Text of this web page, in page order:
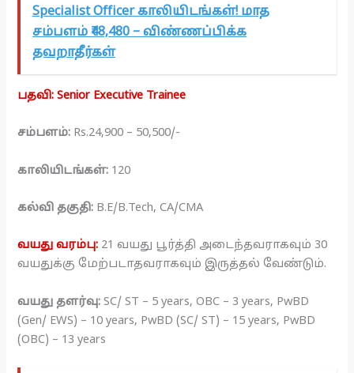
Specialist Officer காலியிடங்கள்! மாத
சம்பளம் ₹48,480 – விண்ணப்பிக்க
தவறாதீர்கள்
பதவி: Senior Executive Trainee
சம்பளம்: Rs.24,900 – 50,500/-
காலியிடங்கள்: 120
கல்வி தகுதி: B.E/B.Tech, CA/CMA
வயது வரம்பு: 21 வயது பூர்த்தி அடைந்தவராகவும் 30
வயதுக்கு மேற்படாதவராகவும் இருத்தல் வேண்டும்.
வயது தளர்வு:SC/ ST – 5 years, OBC – 3 years, PwBD
(Gen/ EWS) – 10 years, PwBD (SC/ ST) – 15 years, PwBD
(OBC) – 13 years